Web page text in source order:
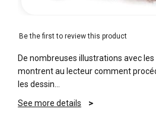
Be the first to review this product
De nombreuses illustrations avec
montrent au lecteur comment
les dessin…
See more details